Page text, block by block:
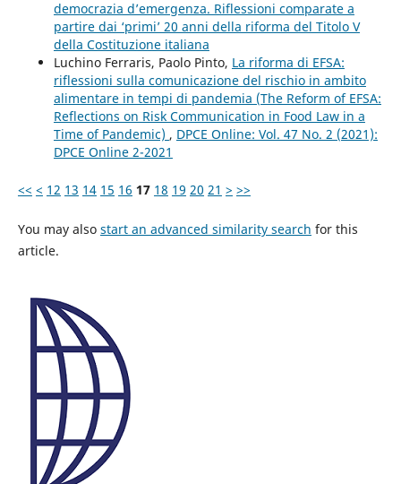
democrazia d’emergenza. Riflessioni comparate a
partire dai ‘primi’ 20 anni della riforma del Titolo V
della Costituzione italiana
Luchino Ferraris, Paolo Pinto, La riforma di EFSA:
riflessioni sulla comunicazione del rischio in ambito
alimentare in tempi di pandemia (The Reform of EFSA:
Reflections on Risk Communication in Food Law in a
Time of Pandemic) , DPCE Online: Vol. 47 No. 2 (2021):
DPCE Online 2-2021
<< < 12 13 14 15 16 17 18 19 20 21 > >>
You may also start an advanced similarity search for this
article.